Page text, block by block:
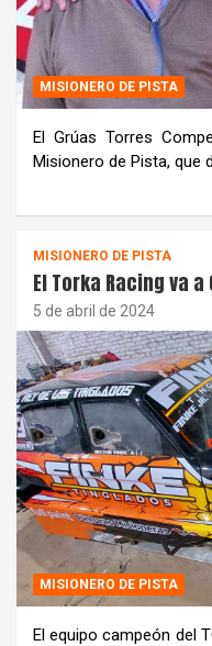
MISIONERO DE PISTA
El Grúas Torres
Misionero de Pista, que
MISIONERO DE PISTA
El Torka Racing va
5 de abril de 2024
MISIONERO DE PISTA
El equipo campeón del